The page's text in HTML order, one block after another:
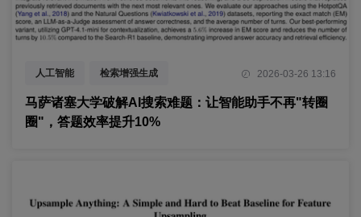
人工智能 检索增强生成
测试时优化
2026-03-26 13:16
马萨诸塞大学破解AI搜索难题：让智能助手不再"转圈
圈"，答题效率提升10%